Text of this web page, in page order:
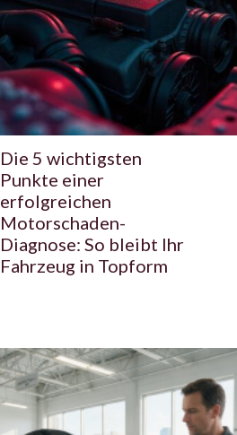
Die 5 wichtigsten
Punkte einer
erfolgreichen
Motorschaden-
Diagnose: So bleibt Ihr
Fahrzeug in Topform